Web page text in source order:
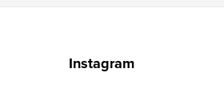
Instagram